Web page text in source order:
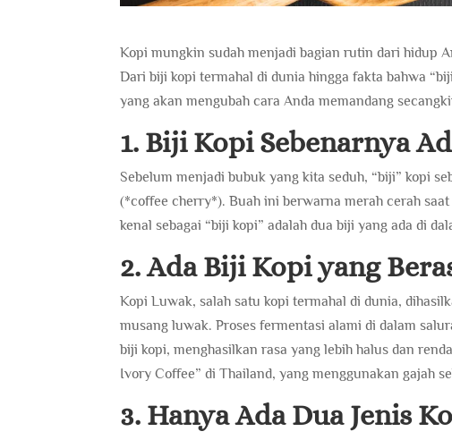
Kopi mungkin sudah menjadi bagian rutin dari hidup
Dari biji kopi termahal di dunia hingga fakta bahwa
yang akan mengubah cara Anda memandang
1. Biji Kopi Sebenarnya
Sebelum menjadi bubuk yang kita seduh, “biji” kopi
(*coffee cherry*). Buah ini berwarna merah cerah
kenal sebagai “biji kopi” adalah dua biji yang ada di
2. Ada Biji Kopi yang
Kopi Luwak, salah satu kopi termahal di dunia,
musang luwak. Proses fermentasi alami di dalam
biji kopi, menghasilkan rasa yang lebih halus dan
Ivory Coffee” di Thailand, yang menggunakan gajah
3. Hanya Ada Dua Jenis